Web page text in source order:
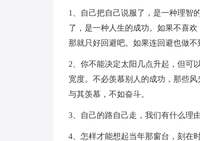
1、自己把自己说服了，是一种理智
了，是一种人生的成功。如果不喜
那就只好回避吧。如果连回避也做不
2、你不能决定太阳几点升起，但可
宽度。不必羡慕别人的成功，那些
与其羡慕，不如奋斗。
3、自己的路自己走，我们有什么理
4、怎样才能想起当年那窗台，刻在